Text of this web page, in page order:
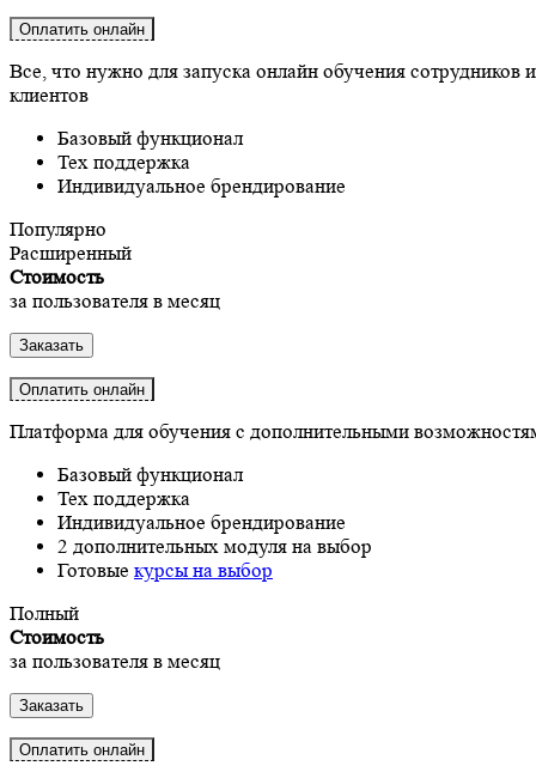
Оплатить онлайн
Все, что нужно для запуска онлайн обучения сотрудников
клиентов
Базовый функционал
Тех поддержка
Индивидуальное брендирование
Популярно
Расширенный
Стоимость
за пользователя в месяц
Заказать
Оплатить онлайн
Платформа для обучения с дополнительными
Базовый функционал
Тех поддержка
Индивидуальное брендирование
2 дополнительных модуля на выбор
Готовые курсы на выбор
Полный
Стоимость
за пользователя в месяц
Заказать
Оплатить онлайн